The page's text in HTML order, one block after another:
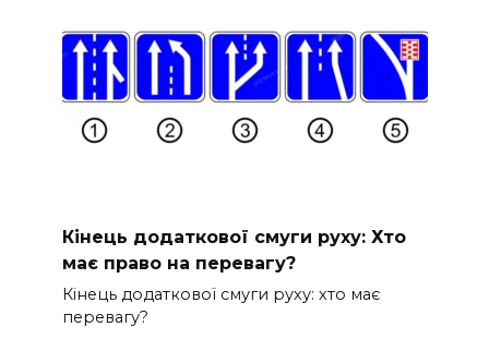
Кінець додаткової смуги руху: Хто
має право на перевагу?
Кінець додаткової смуги руху: хто має
перевагу?